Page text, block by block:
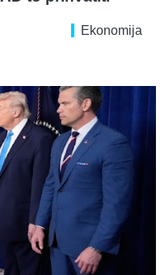
Ekonomija